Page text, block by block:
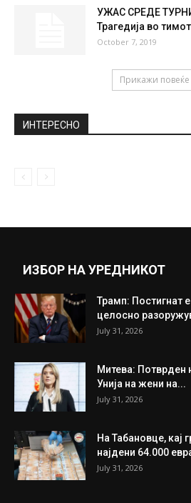
УЖАС СРЕДЕ
Трагедија во
October 7, 2019
Прикажи повеќе
ИНТЕРЕСНО
ИЗБОР НА УРЕДНИКОТ
Трамп: Постигнат
целосно
July 31, 2026
Митева: Потврден
Унија на жени на...
July 31, 2026
На Табановце, кај
најдени 64.000
July 31, 2026